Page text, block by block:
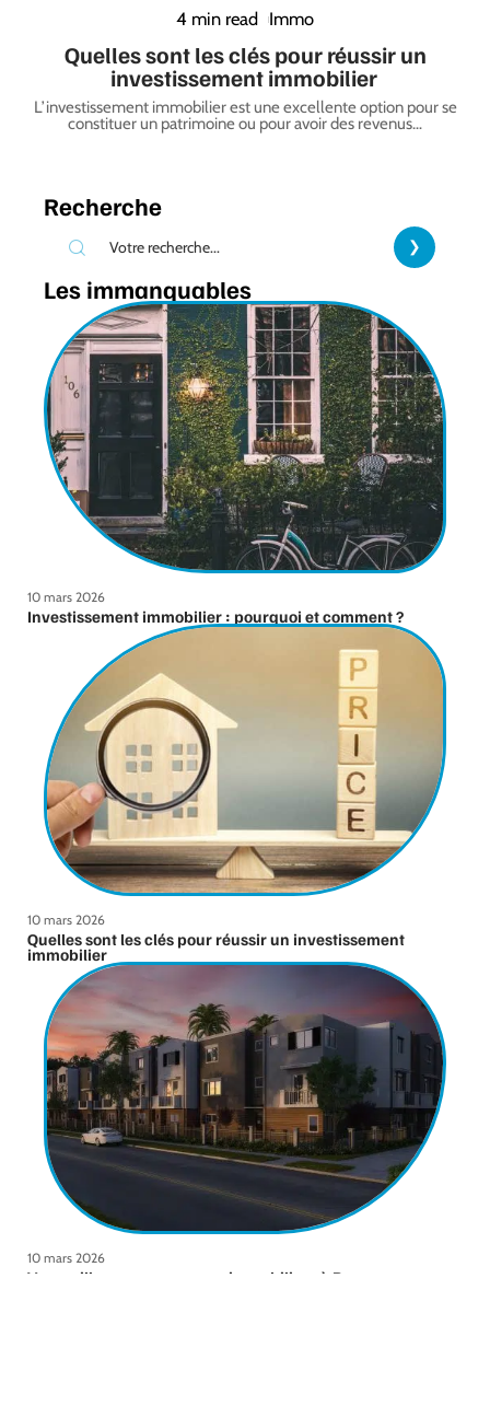
4 min read Immo
Quelles sont les clés pour réussir un
investissement immobilier
L’investissement immobilier est une excellente option pour se
constituer un patrimoine ou pour avoir des revenus…
Recherche
Les immanquables
10 mars 2026
Investissement immobilier : pourquoi et comment ?
10 mars 2026
Quelles sont les clés pour réussir un investissement
immobilier
10 mars 2026
Vos meilleurs programmes immobiliers à Rennes